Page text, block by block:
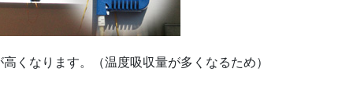
くなります。（温度吸収量が多くなるため）